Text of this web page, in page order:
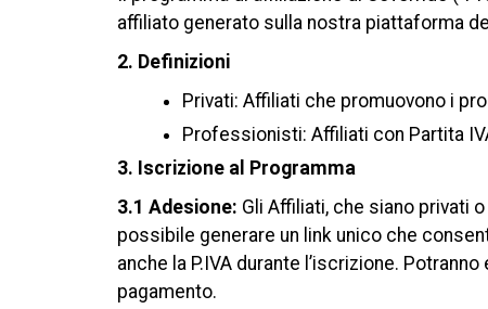
affiliato generato sulla nostra piattaforma
2. Definizioni
Privati: Affiliati che promuovono i
Professionisti: Affiliati con Partita
3. Iscrizione al Programma
3.1 Adesione: Gli Affiliati, che siano privati
possibile generare un link unico che
anche la P.IVA durante l’iscrizione.
pagamento.